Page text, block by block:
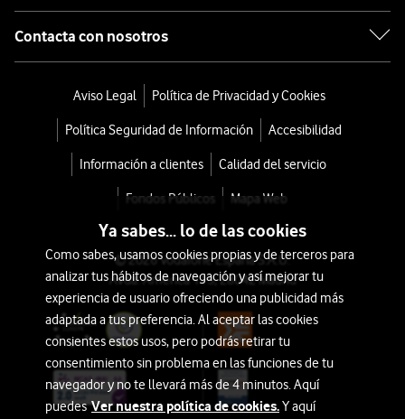
Contacta con nosotros
Aviso Legal Política de Privacidad y Cookies
Política Seguridad de Información Accesibilidad
Información a clientes Calidad del servicio
Fondos Públicos Mapa Web
© 2026 Vodafone España S.A.U.
Avda. América 115, 28042 Madrid
Ya sabes... lo de las cookies
Como sabes, usamos cookies propias y de terceros para
analizar tus hábitos de navegación y así mejorar tu
experiencia de usuario ofreciendo una publicidad más
adaptada a tus preferencia. Al aceptar las cookies
consientes estos usos, pero podrás retirar tu
consentimiento sin problema en las funciones de tu
navegador y no te llevará más de 4 minutos. Aquí
puedesVer nuestra política de cookies.Y aquí